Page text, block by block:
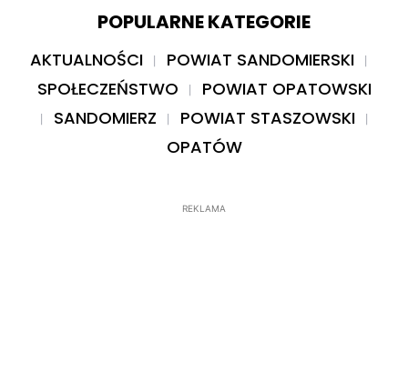
POPULARNE KATEGORIE
AKTUALNOŚCI
POWIAT SANDOMIERSKI
SPOŁECZEŃSTWO
POWIAT OPATOWSKI
SANDOMIERZ
POWIAT STASZOWSKI
OPATÓW
REKLAMA